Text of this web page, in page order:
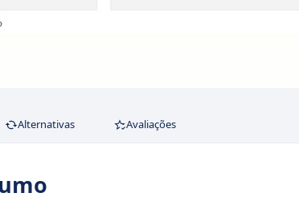
Alternativas Avaliações